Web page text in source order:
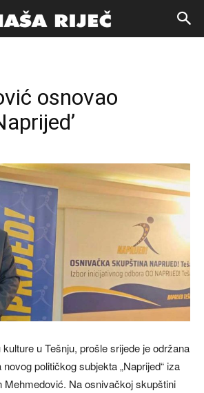
osnovao
u Tešnju, prošle srijede je održana
političkog subjekta „Naprijed“ iza
Mehmedović. Na osnivačkoj skupštini